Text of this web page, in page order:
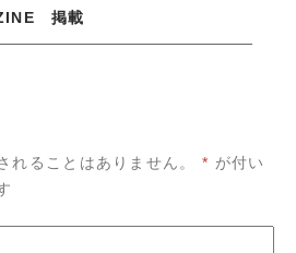
掲載
れることはありません。 * が付い